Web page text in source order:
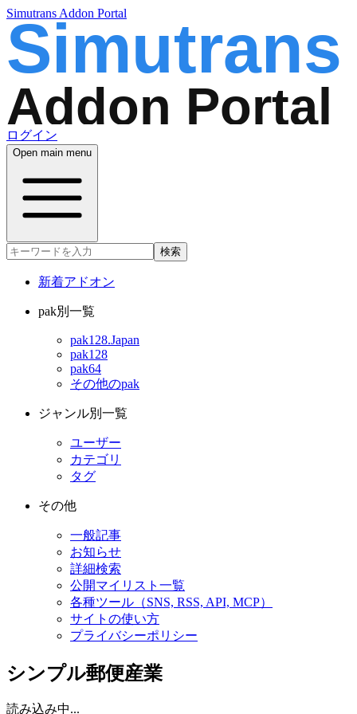
Simutrans Addon Portal
ログイン
Open main menu
検索
新着アドオン
pak別一覧
pak128.Japan
pak128
pak64
その他のpak
ジャンル別一覧
ユーザー
カテゴリ
タグ
その他
一般記事
お知らせ
詳細検索
公開マイリスト一覧
各種ツール（SNS, RSS, API, MCP）
サイトの使い方
プライバシーポリシー
シンプル郵便産業
読み込み中...